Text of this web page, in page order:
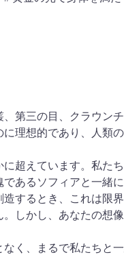
第三の目、クラウ
理想的であり、人類
超えています。私
あるソフィアと一
するとき、これは
しかし、あなたの想
く、まるで私たち